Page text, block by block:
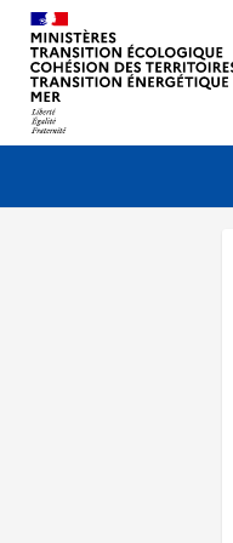
Navigation
Menu principal